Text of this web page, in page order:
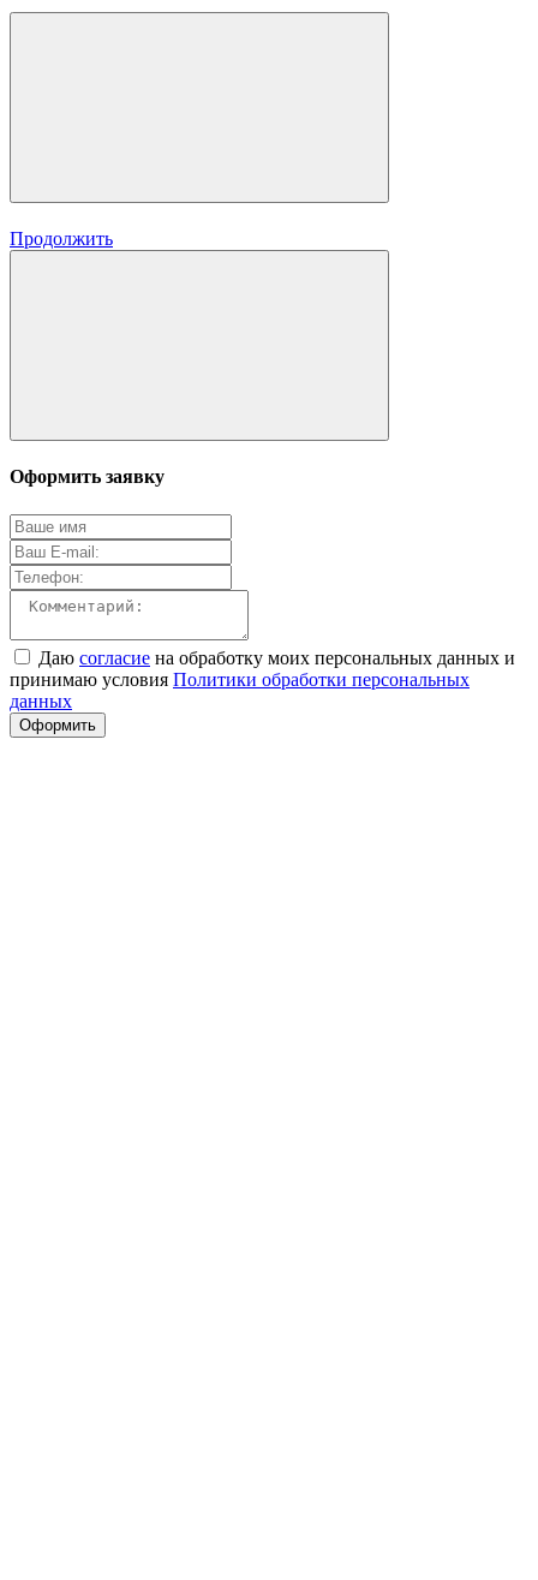
Продолжить
Оформить заявку
Даю согласие на обработку моих персональных данных и
принимаю условия Политики обработки персональных
данных
Оформить